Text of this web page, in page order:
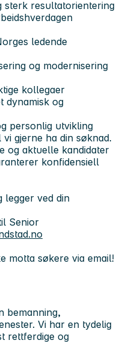
sterk resultatorientering
ledende
og modernisering
kollegaer
dynamisk og
personlig utvikling
gjerne ha din søknad.
og aktuelle kandidater
konfidensiell
legger ved din
Senior
motta søkere via email!
bemanning,
Vi har en tydelig
rettferdige og